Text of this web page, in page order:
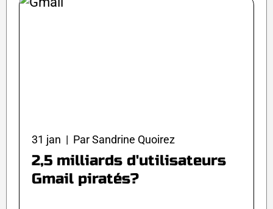
31 jan | Par Sandrine Quoirez
2,5 milliards d'utilisateurs
Gmail piratés?